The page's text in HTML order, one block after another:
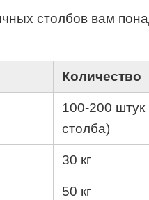
столбов вам
Количество
100-200 штук
столба)
30 кг
50 кг